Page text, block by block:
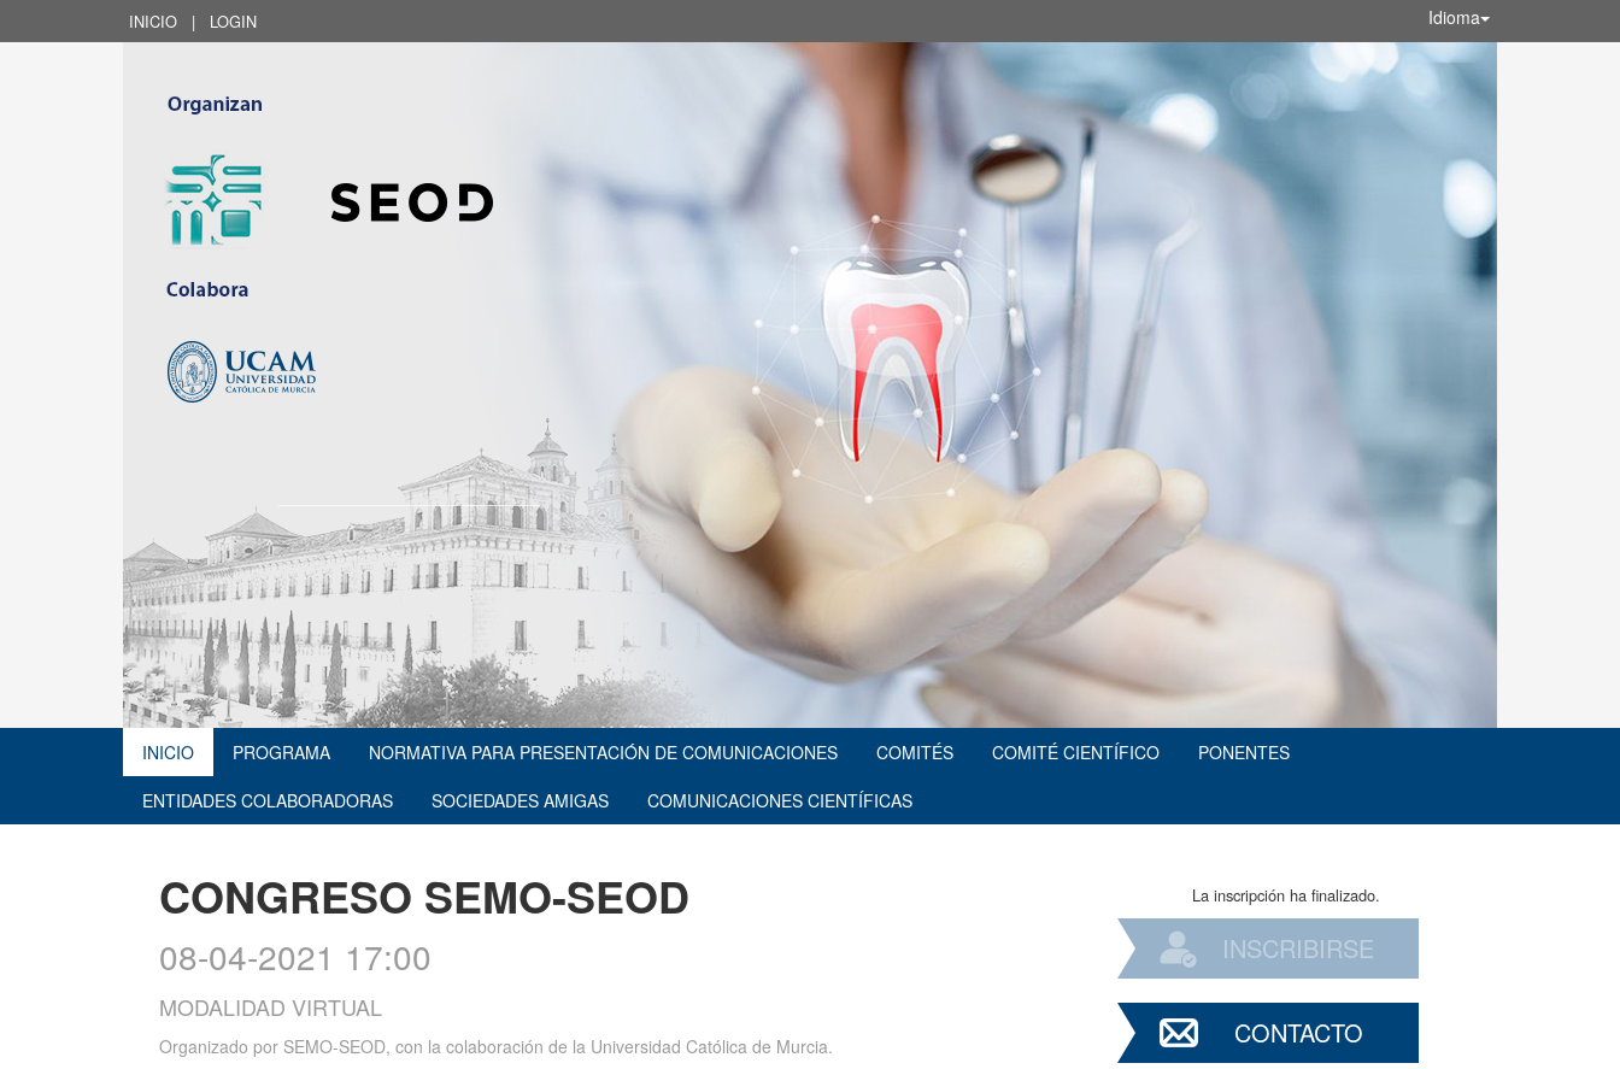
INICIO | LOGIN Idioma
INICIO PROGRAMA NORMATIVA PARA PRESENTACIÓN DE COMUNICACIONES COMITÉS COMITÉ CIENTÍFICO
PONENTES
ENTIDADES COLABORADORAS
SOCIEDADES AMIGAS COMUNICACIONES CIENTÍFICAS
CONGRESO SEMO-SEOD
08-04-2021 17:00
MODALIDAD VIRTUAL
Organizado por SEMO-SEOD, con la colaboración de la Universidad Católica de Murcia.
La inscripción ha finalizado.
INSCRIBIRSE
CONTACTO